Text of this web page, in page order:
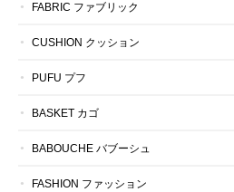
FABRIC ファブリック
CUSHION クッション
PUFU プフ
BASKET カゴ
BABOUCHE バブーシュ
FASHION ファッション